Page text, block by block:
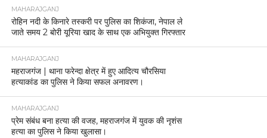
MAHARAJGANJ
रोहिन नदी के किनारे तस्करी पर पुलिस का शिकंजा, नेपाल ले
जाते समय 2 बोरी यूरिया खाद के साथ एक अभियुक्त गिरफ्तार
MAHARAJGANJ
महराजगंज | थाना फरेन्दा क्षेत्र में हुए आदित्य चौरसिया
हत्याकांड का पुलिस ने किया सफल अनावरण।
MAHARAJGANJ
प्रेम संबंध बना हत्या की वजह, महराजगंज में युवक की नृशंस
हत्या का पुलिस ने किया खुलासा।